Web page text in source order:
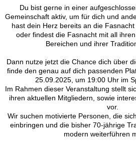
Du bist gerne in einer
Gemeinschaft aktiv, um für dich und
hast dein Herz bereits an die
oder findest die Fasnacht mit all
Bereichen und ihrer
Dann nutze jetzt die Chance dich über
finde den genau auf dich passenden
25.09.2025, um 19:00 Uhr im
Im Rahmen dieser Veranstaltung stellt
ihren aktuellen Mitgliedern, sowie
vor.
Wir suchen motivierte Personen, die
einbringen und die bisher 70-jährige
modern weiterführen